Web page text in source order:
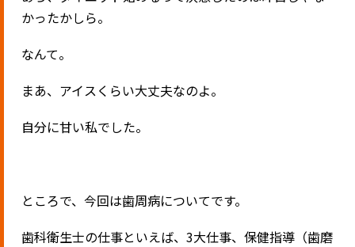
かったかしら。
なんて。
まあ、アイスくらい大丈夫なのよ。
自分に甘い私でした。
ところで、今回は歯周病についてです。
歯科衛生士の仕事といえば、3大仕事、保健指導（歯磨